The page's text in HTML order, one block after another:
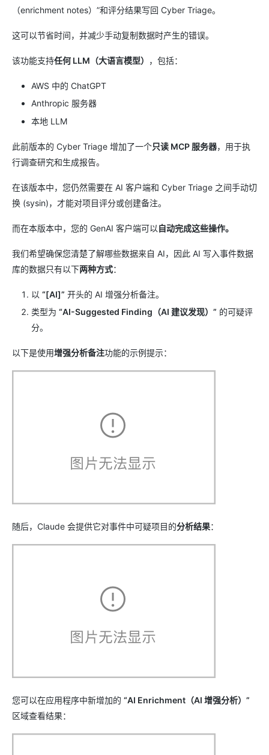
（enrichment notes）”和评分结果写回 Cyber Triage。
这可以节省时间，并减少手动复制数据时产生的错误。
该功能支持任何 LLM（大语言模型） ，包括：
AWS 中的 ChatGPT
Anthropic 服务器
本地 LLM
此前版本的 Cyber Triage 增加了一个只读 MCP 服务器，用于执
行调查研究和生成报告。
在该版本中，您仍然需要在 AI 客户端和 Cyber Triage 之间手动切
换 (sysin)，才能对项目评分或创建备注。
而在本版本中，您的 GenAI 客户端可以 自动完成这些操作。
我们希望确保您清楚了解哪些数据来自 AI，因此 AI 写入事件数据
库的数据只有以下两种方式：
以 “[AI]” 开头的 AI 增强分析备注。
类型为 “AI-Suggested Finding（AI 建议发现）” 的可疑评
分。
以下是使用增强分析备注功能的示例提示：
随后，Claude 会提供它对事件中可疑项目的分析结果：
您可以在应用程序中新增加的 “AI Enrichment（AI 增强分析）”
区域查看结果：